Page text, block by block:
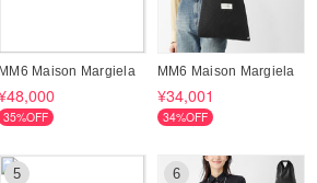
載のイメージとは異なる場合がございます。
の為、在庫確認(確保)は行っておりません。
りお客様分の在庫の有無を確認いたします。
ておりますためタイムラグによりご注文後で
す。予めご了承お願いいたします。
MM6 Maison Margiela
35%OFF
MM6 Maison Margiela
¥34,001
34%OFF
5 6